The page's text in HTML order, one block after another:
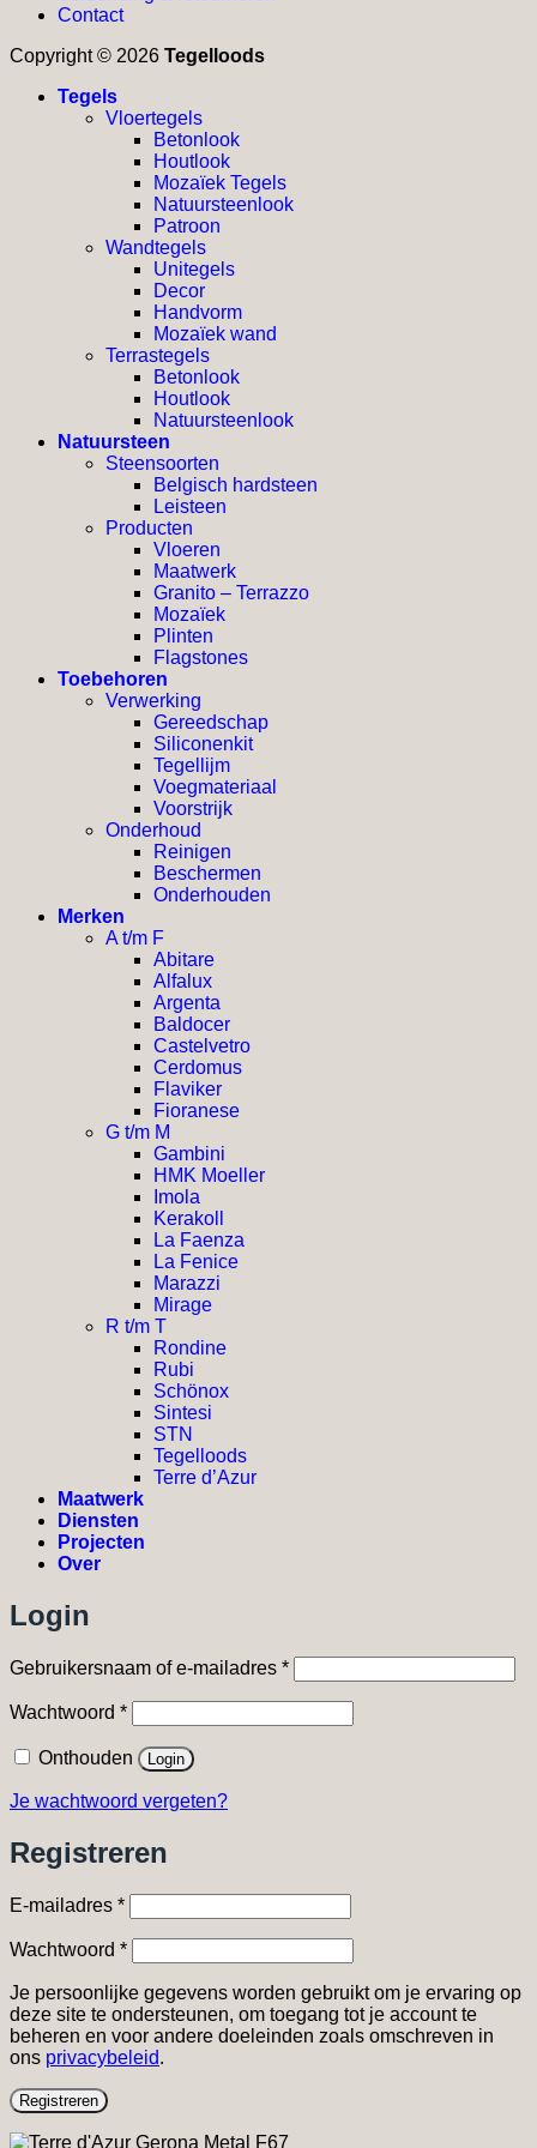
Contact
Copyright © 2026 Tegelloods
Tegels
Vloertegels
Betonlook
Houtlook
Mozaïek Tegels
Natuursteenlook
Patroon
Wandtegels
Unitegels
Decor
Handvorm
Mozaïek wand
Terrastegels
Betonlook
Houtlook
Natuursteenlook
Natuursteen
Steensoorten
Belgisch hardsteen
Leisteen
Producten
Vloeren
Maatwerk
Granito – Terrazzo
Mozaïek
Plinten
Flagstones
Toebehoren
Verwerking
Gereedschap
Siliconenkit
Tegellijm
Voegmateriaal
Voorstrijk
Onderhoud
Reinigen
Beschermen
Onderhouden
Merken
A t/m F
Abitare
Alfalux
Argenta
Baldocer
Castelvetro
Cerdomus
Flaviker
Fioranese
G t/m M
Gambini
HMK Moeller
Imola
Kerakoll
La Faenza
La Fenice
Marazzi
Mirage
R t/m T
Rondine
Rubi
Schönox
Sintesi
STN
Tegelloods
Terre d’Azur
Maatwerk
Diensten
Projecten
Over
Login
Gebruikersnaam of e-mailadres *Vereist
Wachtwoord *Vereist
Onthouden Login
Je wachtwoord vergeten?
Registreren
E-mailadres *Vereist
Wachtwoord *Vereist
Je persoonlijke gegevens worden gebruikt om je ervaring op
deze site te ondersteunen, om toegang tot je account te
beheren en voor andere doeleinden zoals omschreven in
ons privacybeleid.
Registreren